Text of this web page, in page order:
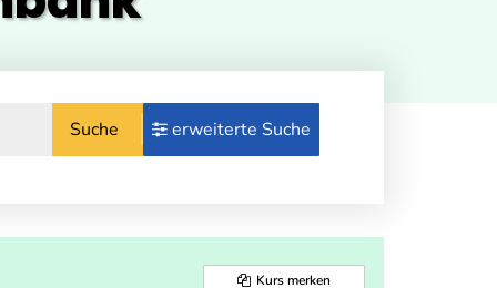
Suche erweiterte Suche
Kurs merken